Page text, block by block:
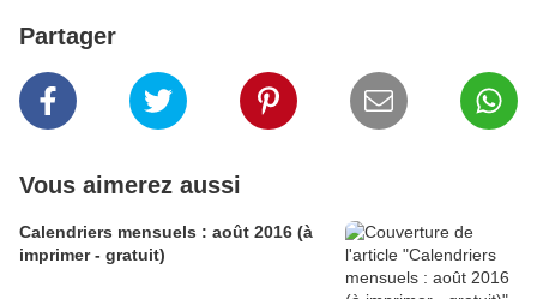
Partager
Vous aimerez aussi
Calendriers mensuels : août 2016 (à
imprimer - gratuit)